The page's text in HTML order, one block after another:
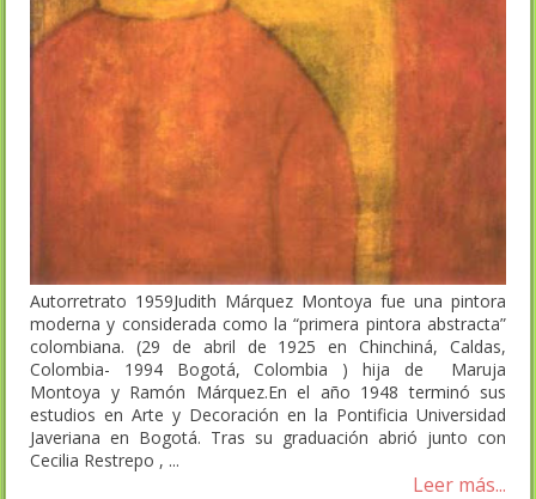
Autorretrato 1959Judith Márquez Montoya fue una pintora
moderna y considerada como la “primera pintora abstracta”
colombiana. (29 de abril de 1925 en Chinchiná, Caldas,
Colombia- 1994 Bogotá, Colombia ) hija de Maruja
Montoya y Ramón Márquez.En el año 1948 terminó sus
estudios en Arte y Decoración en la Pontificia Universidad
Javeriana en Bogotá. Tras su graduación abrió junto con
Cecilia Restrepo , ...
Leer más...